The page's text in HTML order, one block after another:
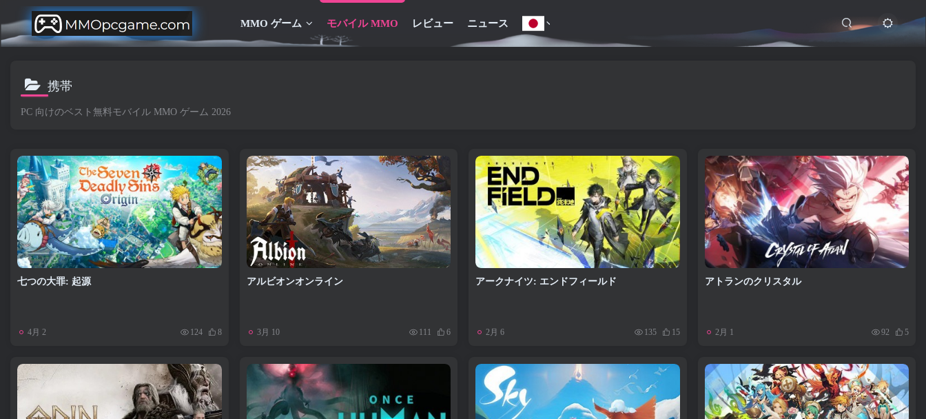
MMO ゲーム モバイル MMO レビュー ニュース
携帯
PC 向けのベスト無料モバイル MMO ゲーム 2026
七つの大罪: 起源
4月 2 124 8
アルビオンオンライン
3月 10 111 6
アークナイツ: エンドフィールド
2月 6 135 15
アトランのクリスタル
2月 1 92 5